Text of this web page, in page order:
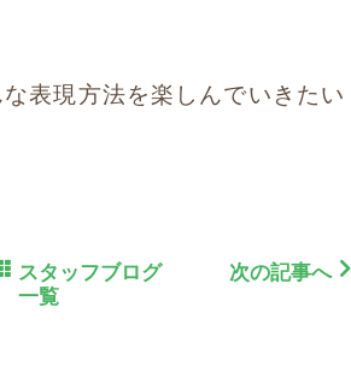
表現方法を楽しんでいきたい
スタッフブログ
一覧
次の記事へ